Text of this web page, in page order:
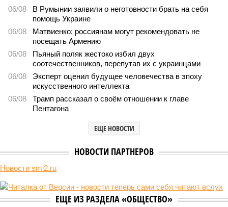
Мы могли бы жить сотни лет, но этого никогда не будет
Возраст бессмертия